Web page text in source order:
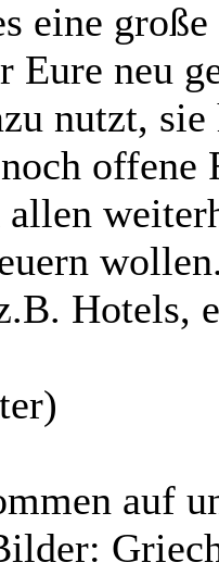
eine
Eure neu
nutzt,
offene
Hotels,
auf